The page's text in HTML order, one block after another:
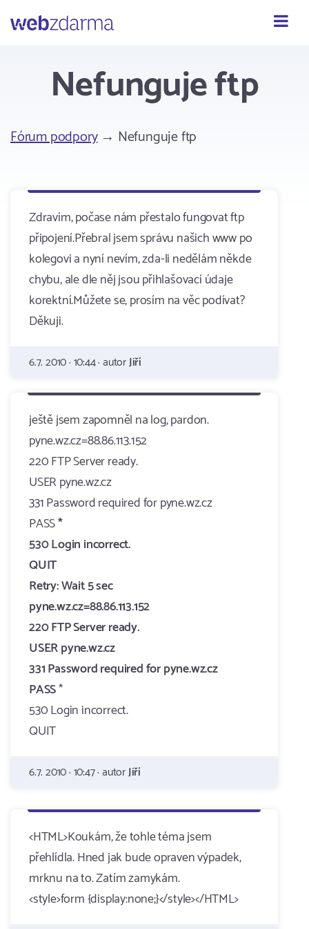
Webzdarma
Nefunguje ftp
Fórum podpory→ Nefunguje ftp
Zdravím, počase nám přestalo fungovat ftp
připojení.Přebral jsem správu našich www po
kolegovi a nyní nevím, zda-li nedělám někde
chybu, ale dle něj jsou přihlašovací údaje
korektní.Můžete se, prosím na věc podívat?
Děkuji.
6.7. 2010 · 10:44 · autorJiří
ještě jsem zapomněl na log, pardon.
pyne.wz.cz=88.86.113.152
220 FTP Server ready.
USER pyne.wz.cz
331 Password required for pyne.wz.cz
PASS*
530 Login incorrect.
QUIT
Retry: Wait 5 sec
pyne.wz.cz=88.86.113.152
220 FTP Server ready.
USER pyne.wz.cz
331 Password required for pyne.wz.cz
PASS*
530 Login incorrect.
QUIT
6.7. 2010 · 10:47 · autorJiří
<HTML>Koukám, že tohle téma jsem
přehlídla. Hned jak bude opraven výpadek,
mrknu na to. Zatím zamykám.
<style>form {display:none;}</style></HTML>